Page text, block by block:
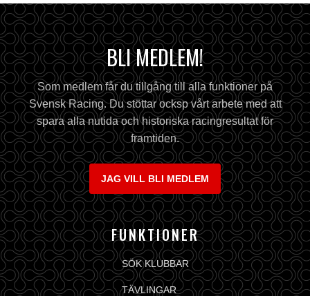
BLI MEDLEM!
Som medlem får du tillgång till alla funktioner på
Svensk Racing. Du stöttar ocksp vårt arbete med att
spara alla nutida och historiska racingresultat för
framtiden.
JAG VILL BLI MEDLEM
FUNKTIONER
SÖK KLUBBAR
TÄVLINGAR